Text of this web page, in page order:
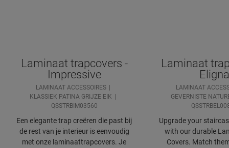
Laminaat trapcovers -
Impressive
LAMINAAT ACCESSOIRES
KLASSIEK PATINA GRIJZE EIK
QSSTRBIM03560
Een elegante trap creëren die past bij
de rest van je interieur is eenvoudig
met onze laminaattrapcovers. Je
Laminaat
Eligna
LAMINAAT
GEVERNISTE
Upgrade your
with our durable
Covers. Match